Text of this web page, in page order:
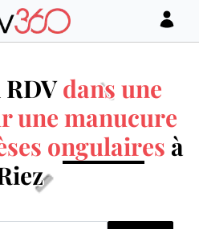
dans une
une manucure
ongulaires à